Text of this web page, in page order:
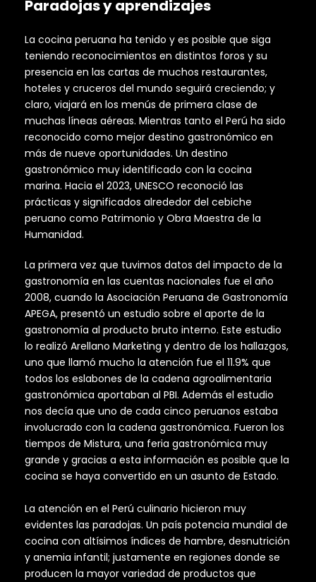
Paradojas y aprendizajes
La cocina peruana ha tenido y es posible que siga
teniendo reconocimientos en distintos foros y su
presencia en las cartas de muchos restaurantes,
hoteles y cruceros del mundo seguirá creciendo; y
claro, viajará en los menús de primera clase de
muchas líneas aéreas. Mientras tanto el Perú ha sido
reconocido como mejor destino gastronómico en
más de nueve oportunidades. Un destino
gastronómico muy identificado con la cocina
marina. Hacia el 2023, UNESCO reconoció las
prácticas y significados alrededor del cebiche
peruano como Patrimonio y Obra Maestra de la
Humanidad.
La primera vez que tuvimos datos del impacto de la
gastronomía en las cuentas nacionales fue el año
2008, cuando la Asociación Peruana de Gastronomía
APEGA, presentó un estudio sobre el aporte de la
gastronomía al producto bruto interno. Este estudio
lo realizó Arellano Marketing y dentro de los hallazgos,
uno que llamó mucho la atención fue el 11.9% que
todos los eslabones de la cadena agroalimentaria
gastronómica aportaban al PBI. Además el estudio
nos decía que uno de cada cinco peruanos estaba
involucrado con la cadena gastronómica. Fueron los
tiempos de Mistura, una feria gastronómica muy
grande y gracias a esta información es posible que la
cocina se haya convertido en un asunto de Estado.
La atención en el Perú culinario hicieron muy
evidentes las paradojas. Un país potencia mundial de
cocina con altísimos índices de hambre, desnutrición
y anemia infantil; justamente en regiones donde se
producen la mayor variedad de productos que